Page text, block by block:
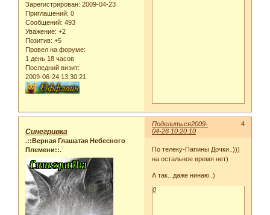
Зарегистрирован: 2009-04-23
Приглашений: 0
Сообщений: 493
Уважение: +2
Позитив: +5
Провел на форуме:
1 день 18 часов
Последний визит:
2009-06-24 13:30:21
Поделиться 4
2009-
04-26 10:20:10
Синегривка
.::Верная Глашатая Небесного
Племени::.
По телеку-Папины Дочки..)))
на остальное время нет)
А так...даже нинаю..)
0